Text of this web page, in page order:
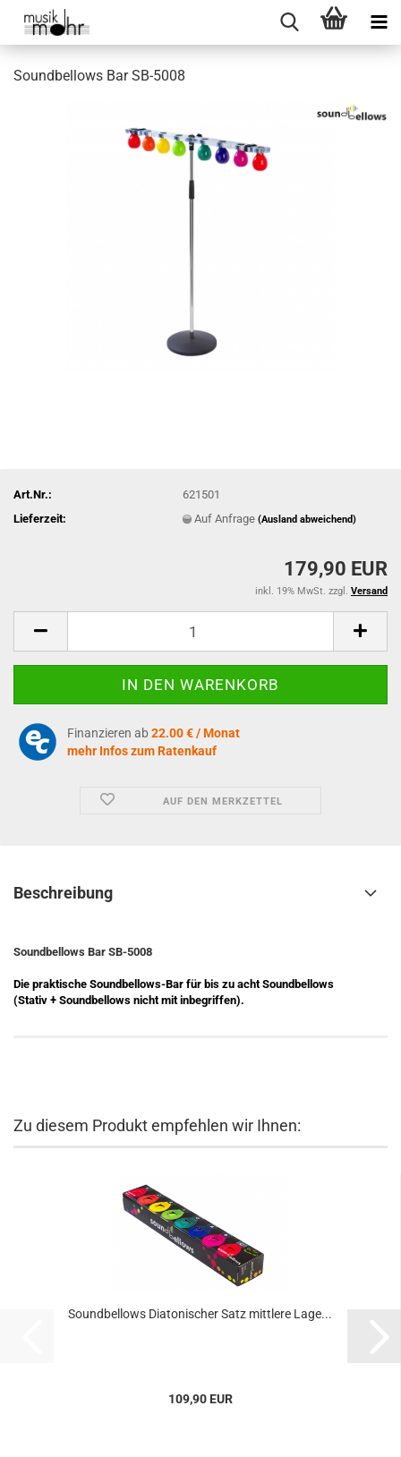
Soundbellows Bar SB-5008
Art.Nr.:
621501
Lieferzeit:
Auf Anfrage(Ausland abweichend)
179,90 EUR
inkl. 19% MwSt. zzgl. Versand
Finanzieren ab 22.00 € / Monat
mehr Infos zum Ratenkauf
AUF DEN MERKZETTEL
Beschreibung
Soundbellows Bar SB-5008
Die praktische Soundbellows-Bar für bis zu acht Soundbellows
(Stativ + Soundbellows nicht mit inbegriffen).
Zu diesem Produkt empfehlen wir Ihnen:
Soundbellows Diatonischer Satz mittlere Lage...
109,90 EUR